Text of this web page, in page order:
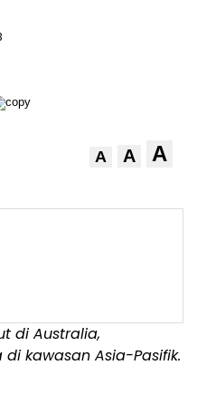
A A A
di Australia,
kawasan Asia-Pasifik.